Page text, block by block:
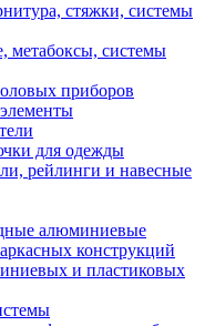
стяжки, системы
метабоксы, системы
приборов
для одежды
рейлинги и навесные
алюминиевые
конструкций
и пластиковых